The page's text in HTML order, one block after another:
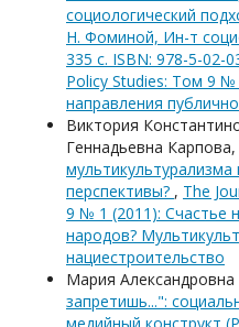
социологический
Н. Фоминой, Ин-т
335 с. ISBN: 978-5-02-
Policy Studies: Том 9
направления
Виктория
Геннадьевна Карпова,
мультикультурализма
перспективы? , The
9 № 1 (2011): Счастье
народов?
нациестроительство
Мария
запретишь...":